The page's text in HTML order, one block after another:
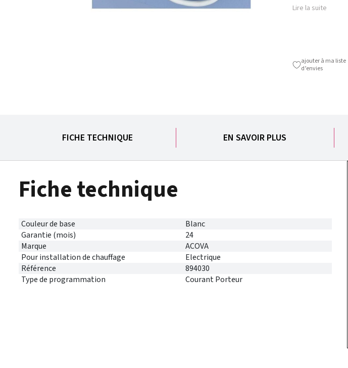
Lire la suite
ajouter à ma liste
d’envies
FICHE TECHNIQUE EN SAVOIR PLUS
Fiche technique
Couleur de base
Blanc
Garantie (mois)
24
Marque
ACOVA
Pour installation de chauffage
Electrique
Référence
894030
Type de programmation
Courant Porteur